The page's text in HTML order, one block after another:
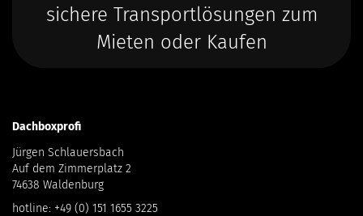
sichere Transportlösungen zum
Mieten oder Kaufen
Dachboxprofi
Jürgen Schlauersbach
Auf dem Zimmerplatz 2
74638 Waldenburg
hotline: +49 (0) 151 1655 3225